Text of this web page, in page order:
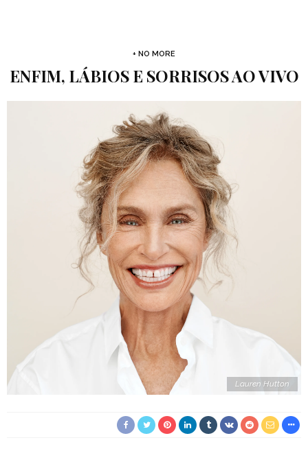
+ NO MORE
ENFIM, LÁBIOS E SORRISOS AO VIVO
Lauren Hutton